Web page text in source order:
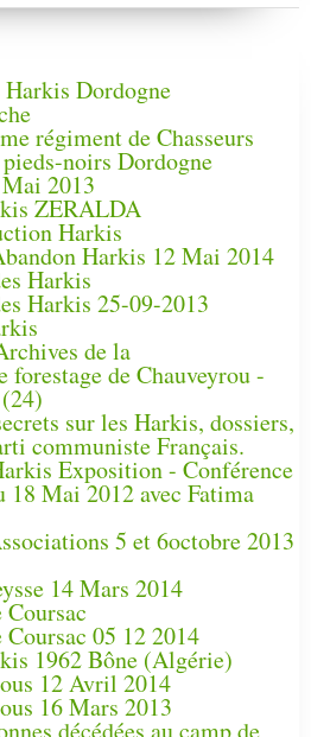
Dordogne
régiment de Chasseurs
noirs Dordogne
2013
ZERALDA
Harkis
Harkis 12 Mai 2014
Harkis
Harkis 25-09-2013
de la
forestage de Chauveyrou -
sur les Harkis, dossiers,
communiste Français.
Exposition - Conférence
Mai 2012 avec Fatima
5 et 6octobre 2013
14 Mars 2014
05 12 2014
1962 Bône (Algérie)
12 Avril 2014
16 Mars 2013